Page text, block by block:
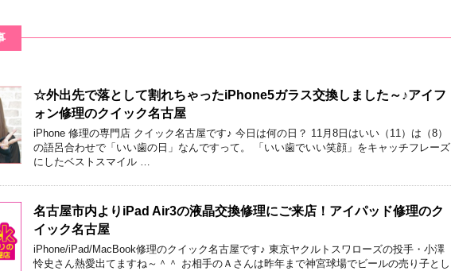
☆外出先で落として割れちゃったiPhone5ガラス交換しました～♪アイフ
ォン修理のクイック名古屋
iPhone 修理の専門店 クイック名古屋です♪ 今日は何の日？ 11月8日はいい（11）は（8）
の語呂合わせで「いい歯の日」なんですって。 「いい歯でいい笑顔」をキャッチフレーズ
にしたベストスマイル …
名古屋市内よりiPad Air3の液晶交換修理にご来店！アイパッド修理のク
イック名古屋
iPhone/iPad/MacBook修理のクイック名古屋です♪ 東京ヤクルトスワローズの投手・小澤
怜史さん熱愛出てますね～＾＾ お相手のＡさんは昨年まで神宮球場でビールの売り子とし